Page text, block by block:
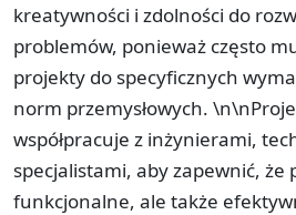
kreatywności i zdolności do
problemów, ponieważ często
projekty do specyficznych
norm przemysłowych.
współpracuje z inżynierami,
specjalistami, aby zapewnić, że
funkcjonalne, ale także